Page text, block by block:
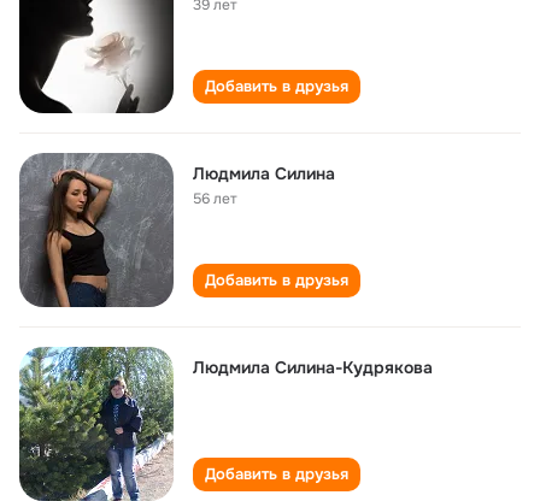
39 лет
Добавить в друзья
Людмила Силина
56 лет
Добавить в друзья
Людмила Силина-Кудрякова
Добавить в друзья